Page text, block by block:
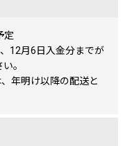
定
12月6日入金分までが
。
年明け以降の配送と